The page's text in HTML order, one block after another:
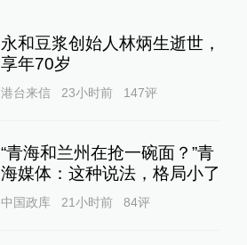
永和豆浆创始人林炳生逝世，
享年70岁
港台来信 23小时前 147评
“青海和兰州在抢一碗面？”青
海媒体：这种说法，格局小了
中国政库 21小时前 84评